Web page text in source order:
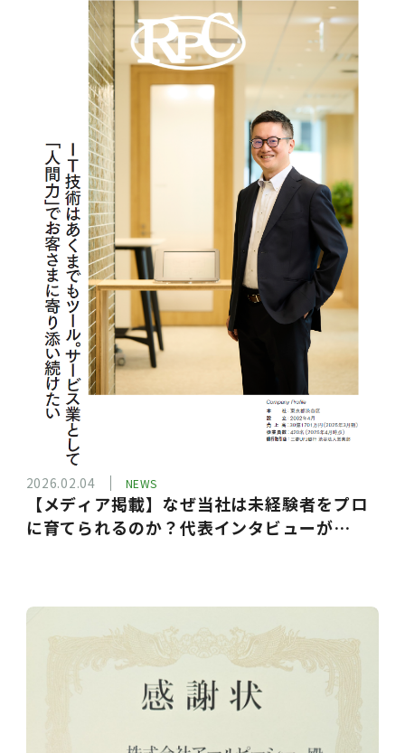
2026.02.04 NEWS
【メディア掲載】なぜ当社は未経験者をプロ
に育てられるのか？代表インタビューが